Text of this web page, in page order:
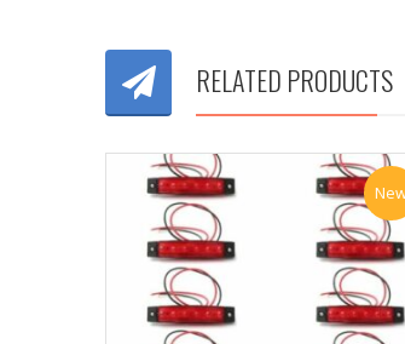
RELATED PRODUCTS